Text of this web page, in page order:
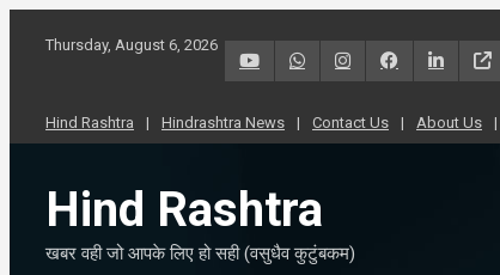
o
Thursday, August 6, 2026
Hind Rashtra Hindrashtra News Contact Us About Us
Hind Rashtra
खबर वही जो आपके लिए हो सही (वसुधैव कुटुंबकम)